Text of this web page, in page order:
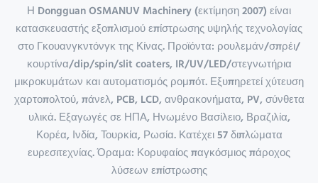
Η Dongguan OSMANUV Machinery (εκτίμηση 2007) είναι
κατασκευαστής εξοπλισμού επίστρωσης υψηλής τεχνολογίας
στο Γκουανγκντόνγκ της Κίνας. Προϊόντα: ρουλεμάν/σπρέι/
κουρτίνα/dip/spin/slit coaters, IR/UV/LED/στεγνωτήρια
μικροκυμάτων και αυτοματισμός ρομπότ. Εξυπηρετεί χύτευση
χαρτοπολτού, πάνελ, PCB, LCD, ανθρακονήματα, PV, σύνθετα
υλικά. Εξαγωγές σε ΗΠΑ, Ηνωμένο Βασίλειο, Βραζιλία,
Κορέα, Ινδία, Τουρκία, Ρωσία. Κατέχει 57 διπλώματα
ευρεσιτεχνίας. Όραμα: Κορυφαίος παγκόσμιος πάροχος
λύσεων επίστρωσης